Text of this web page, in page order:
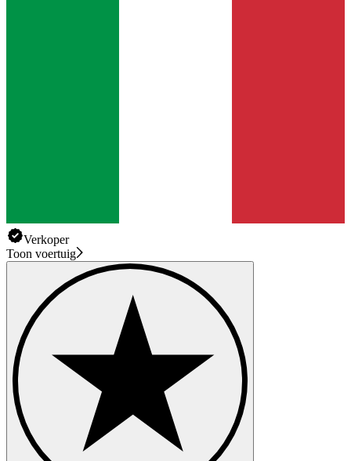
Verkoper
Toon voertuig